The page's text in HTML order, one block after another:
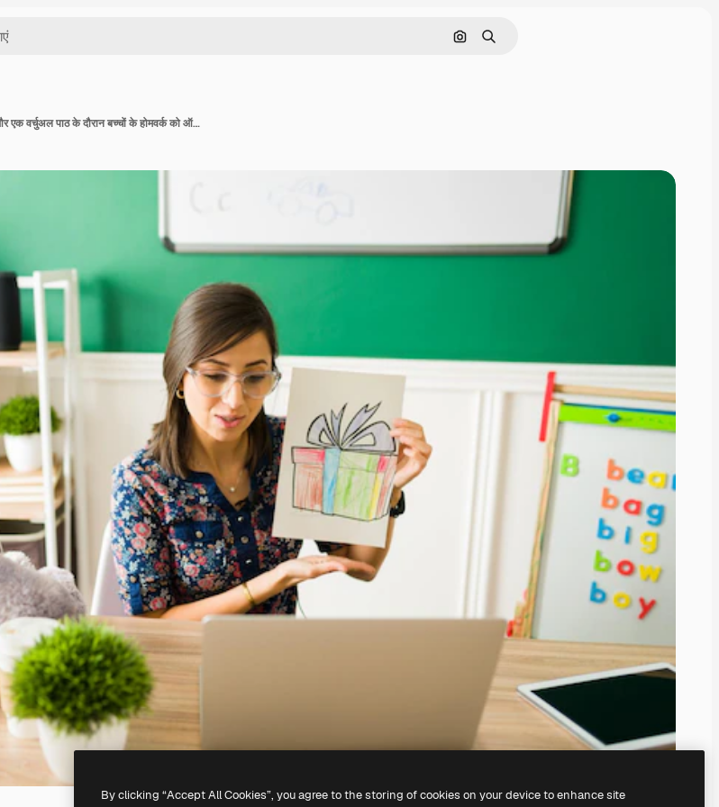
इमेज से खोजें
खोजें
एक चित्र रंग। हिस्पैनिक शिक्षक गर्व महसूस कर रहे हैं और एक वर्चुअल पाठ के दौरान बच्चों के होमवर्क को ऑनलाइन दिखा रहे हैं
By clicking “Accept All Cookies”, you agree to the storing of cookies on your device to enhance site